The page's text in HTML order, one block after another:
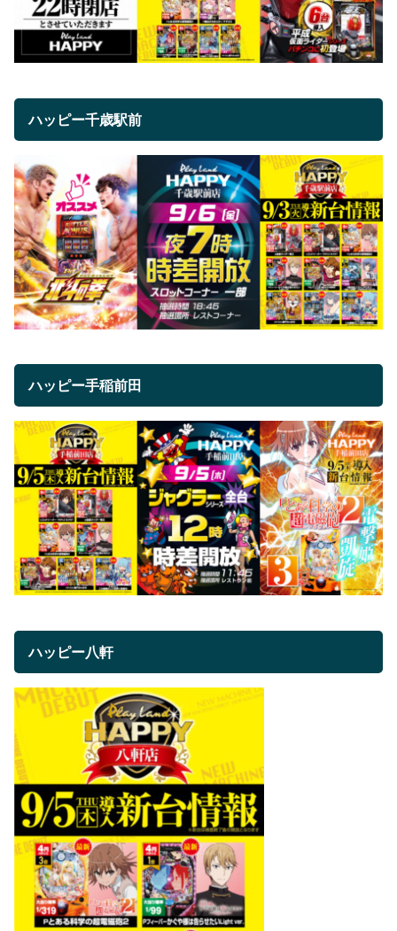
ハッピー千歳駅前
ハッピー手稲前田
ハッピー八軒